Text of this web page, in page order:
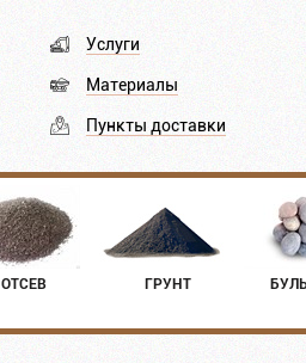
Услуги
Материалы
Пункты доставки
ОТСЕВ ГРУНТ